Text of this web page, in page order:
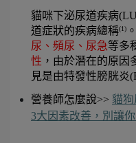
貓咪下泌尿道疾病
道症狀的疾病總稱(1)
尿、頻尿、尿急等多
性 ，由於潛在的原因
見是由特發性膀胱炎
營養師怎麼說>> 貓
3大因素改善，別讓